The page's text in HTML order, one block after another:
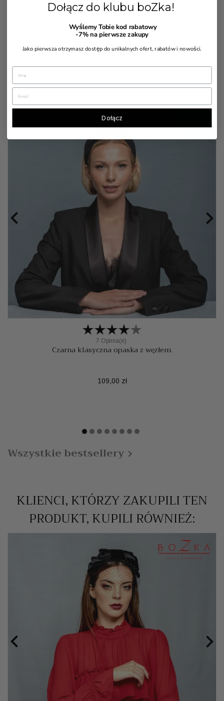
podstawowa
BESTSELLERY
7 Opinia(e)
Czarna klasyczna opaska z węzłem.
Cena
109,00 zł
 
Wszystkie bestsellery 
KLIENCI, KTÓRZY ZAKUPILI TEN
PRODUKT, KUPILI RÓWNIEŻ:
 
Dołącz do klubu boZka!
Wyślemy Tobie kod rabatowy
-7%na pierwsze zakupy
Jako pierwsza otrzymasz dostęp do unikalnych ofert, rabatów i nowości.
Dołącz